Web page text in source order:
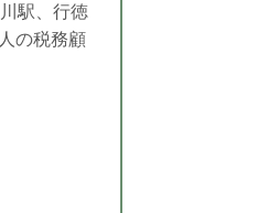
駅、行徳
の税務顧